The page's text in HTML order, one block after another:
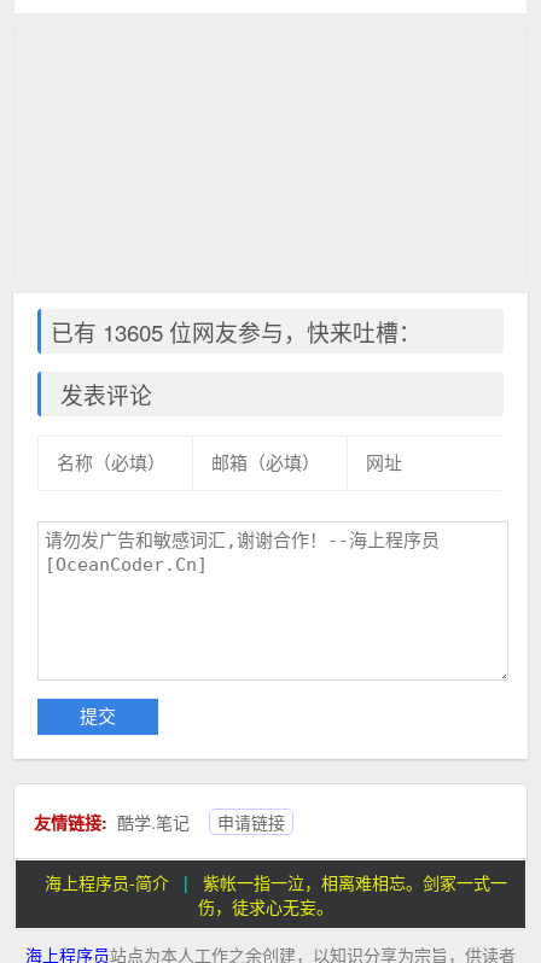
已有 13605 位网友参与，快来吐槽：
发表评论
友情链接: 酷学.笔记 申请链接
海上程序员-简介 |
紫帐一指一泣，相离难相忘。剑冢一式一
伤，徒求心无妄。
海上程序员站点为本人工作之余创建，以知识分享为宗旨，供读者